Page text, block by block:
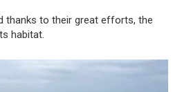
thanks to their great efforts, the
habitat.